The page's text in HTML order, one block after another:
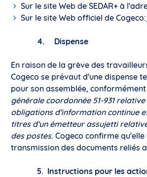
Sur le site Web de SEDAR+ à
Sur le site Web officiel de Cogeco:
4. Dispense
En raison de la grève des
Cogeco se prévaut d'une dispense
pour son assemblée, conformément
générale coordonnée 51-931
obligations d'information continue
titres d'un émetteur assujetti
des postes. Cogeco confirme
transmission des documents reliés
5. Instructions pour les